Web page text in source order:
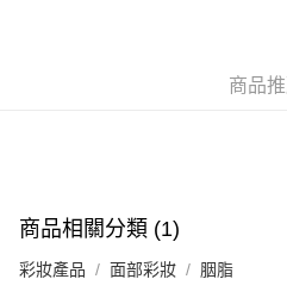
付款後門市自取，訂單確認後2-4個
商品
商品相關分類 (1)
彩妝產品 面部彩妝 胭脂